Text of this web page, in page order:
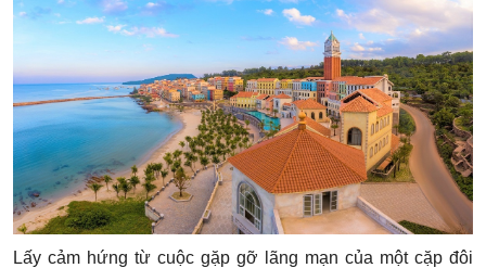
Lấy cảm hứng từ cuộc gặp gỡ lãng mạn của một cặp đôi